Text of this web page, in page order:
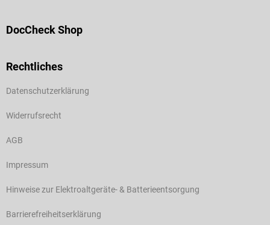
DocCheck Shop
Rechtliches
Datenschutzerklärung
Widerrufsrecht
AGB
Impressum
Hinweise zur Elektroaltgeräte- & Batterieentsorgung
Barrierefreiheitserklärung